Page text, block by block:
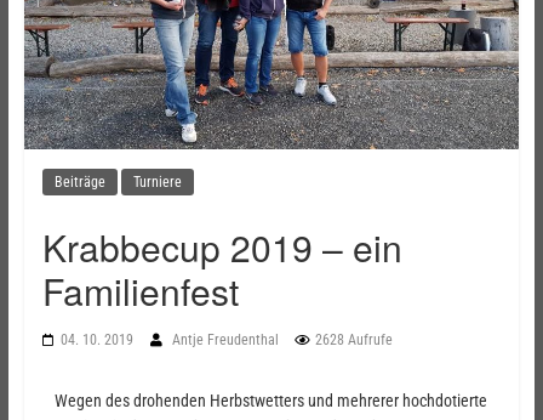
Beiträge Turniere
Krabbecup 2019 – ein
Familienfest
04. 10. 2019 Antje Freudenthal 2628 Aufrufe
Wegen des drohenden Herbstwetters und mehrerer hochdotierte